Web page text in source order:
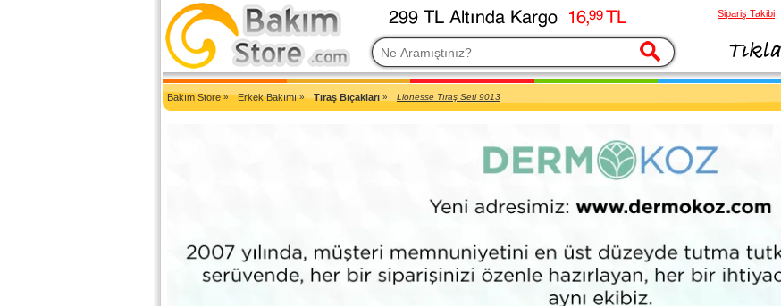
2007'den Beri Türkiye'nin En Güncel Bakım Ürünleri Eczane Sitesi
Bakım Store» Erkek Bakımı» Tıraş Bıçakları » Lionesse Tıraş Seti 9013
Sipariş Takibi